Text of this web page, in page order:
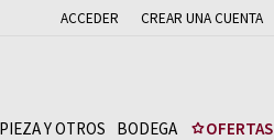
ACCEDER CREAR UNA CUENTA
Y OTROS BODEGA OFERTAS